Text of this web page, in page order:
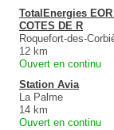
TotalEnergies
COTES DE R
Roquefort-des-
12 km
Ouvert en continu
Station Avia
La Palme
14 km
Ouvert en continu